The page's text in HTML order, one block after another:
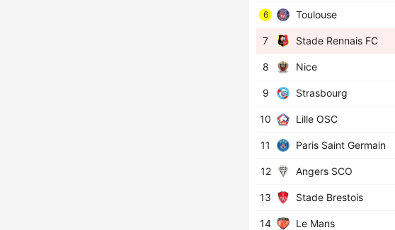
6 Toulouse
7 Stade Rennais FC
8 Nice
9 Strasbourg
10 Lille OSC
11 Paris Saint Germain
12 Angers SCO
13 Stade Brestois
14 Le Mans